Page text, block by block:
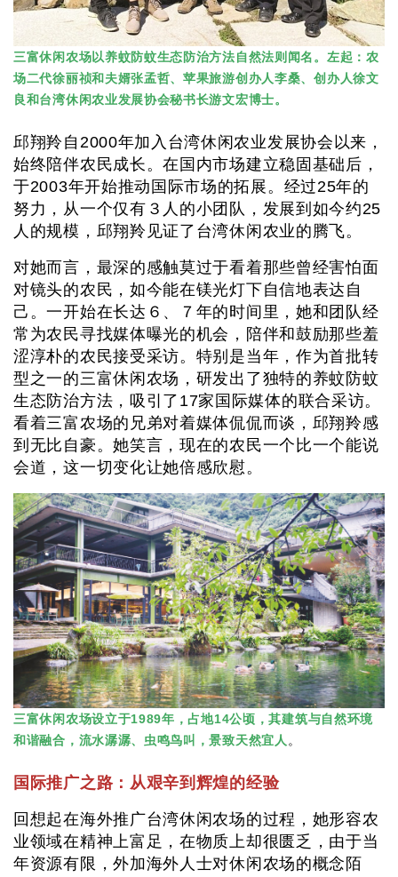
三富休闲农场以养蚊防蚊生态防治方法自然法则闻名。左起：农
场二代徐丽祯和夫婿张孟哲、苹果旅游创办人李桑、创办人徐文
良和台湾休闲农业发展协会秘书长游文宏博士。
邱翔羚自2000年加入台湾休闲农业发展协会以来，
始终陪伴农民成长。在国内市场建立稳固基础后，
于2003年开始推动国际市场的拓展。经过25年的
努力，从一个仅有３人的小团队，发展到如今约25
人的规模，邱翔羚见证了台湾休闲农业的腾飞。
对她而言，最深的感触莫过于看着那些曾经害怕面
对镜头的农民，如今能在镁光灯下自信地表达自
己。一开始在长达６、７年的时间里，她和团队经
常为农民寻找媒体曝光的机会，陪伴和鼓励那些羞
涩淳朴的农民接受采访。特别是当年，作为首批转
型之一的三富休闲农场，研发出了独特的养蚊防蚊
生态防治方法，吸引了17家国际媒体的联合采访。
看着三富农场的兄弟对着媒体侃侃而谈，邱翔羚感
到无比自豪。她笑言，现在的农民一个比一个能说
会道，这一切变化让她倍感欣慰。
三富休闲农场设立于1989年，占地14公顷，其建筑与自然环境
和谐融合，流水潺潺、虫鸣鸟叫，景致天然宜人。
国际推广之路：从艰辛到辉煌的经验
回想起在海外推广台湾休闲农场的过程，她形容农
业领域在精神上富足，在物质上却很匮乏，由于当
年资源有限，外加海外人士对休闲农场的概念陌